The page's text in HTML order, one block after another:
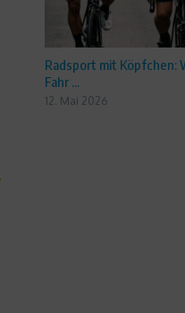
Radsport mit Köpfchen:
Fahr ...
12. Mai 2026